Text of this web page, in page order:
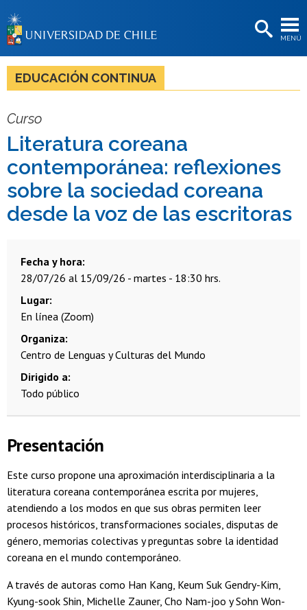
MENÚ
BIBLIOTECAS
LA UNIVERSIDAD
Académicas/os
Funcionarias/os
Egresadas/os
EDUCACIÓN CONTINUA
Curso
Literatura coreana
contemporánea: reflexiones
sobre la sociedad coreana
desde la voz de las escritoras
Fecha y hora
28/07/26 al 15/09/26 - martes - 18:30 hrs.
Lugar
En línea (Zoom)
Organiza
Centro de Lenguas y Culturas del Mundo
Dirigido a
Todo público
Presentación
Este curso propone una aproximación interdisciplinaria a la
literatura coreana contemporánea escrita por mujeres,
atendiendo a los modos en que sus obras permiten leer
procesos históricos, transformaciones sociales, disputas de
género, memorias colectivas y preguntas sobre la identidad
coreana en el mundo contemporáneo.
A través de autoras como Han Kang, Keum Suk Gendry-Kim,
Kyung-sook Shin, Michelle Zauner, Cho Nam-joo y Sohn Won-